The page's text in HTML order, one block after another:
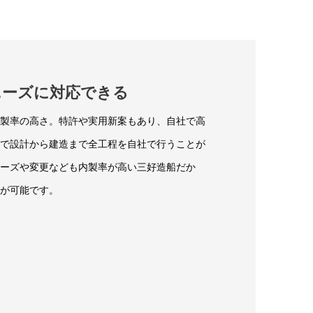
ズに対応できる
の高さ。特許や実用新案もあり、自社で高
設計から建造まで全工程を自社で行うことが
ズや変更なども内製率が高い三好造船だか
可能です。